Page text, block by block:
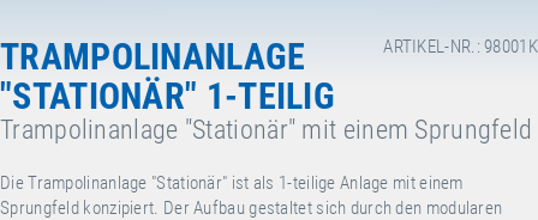
ARTIKEL-NR.: 98001K
TRAMPOLINANLAGE
"STATIONÄR" 1-TEILIG
Trampolinanlage "Stationär" mit einem Sprungfeld
Die Trampolinanlage "Stationär" ist als 1-teilige Anlage mit einem
Sprungfeld konzipiert. Der Aufbau gestaltet sich durch den modularen